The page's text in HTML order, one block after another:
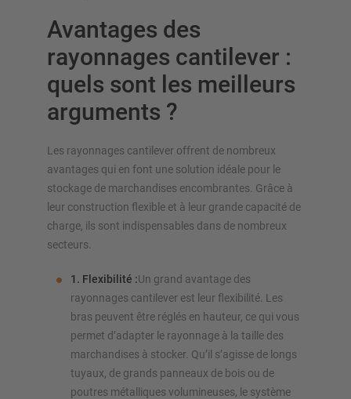
Avantages des
rayonnages cantilever :
quels sont les meilleurs
arguments ?
Les rayonnages cantilever offrent de nombreux
avantages qui en font une solution idéale pour le
stockage de marchandises encombrantes. Grâce à
leur construction flexible et à leur grande capacité de
charge, ils sont indispensables dans de nombreux
secteurs.
1. Flexibilité :Un grand avantage des
rayonnages cantilever est leur flexibilité. Les
bras peuvent être réglés en hauteur, ce qui vous
permet d’adapter le rayonnage à la taille des
marchandises à stocker. Qu’il s’agisse de longs
tuyaux, de grands panneaux de bois ou de
poutres métalliques volumineuses, le système